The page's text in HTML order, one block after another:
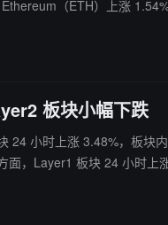
涨 1.54%，维持在 2900 美元关
板块小幅下跌
小时上涨 3.48%，板
指数分别上涨 3.61%、